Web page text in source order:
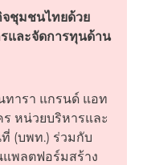
ชุมชนไทยด้วย
และจัดการทุนด้าน
ทารา แกรนด์ แอท
หน่วยบริหารและ
(บพท.) ร่วมกับ
แพลตฟอร์มสร้าง